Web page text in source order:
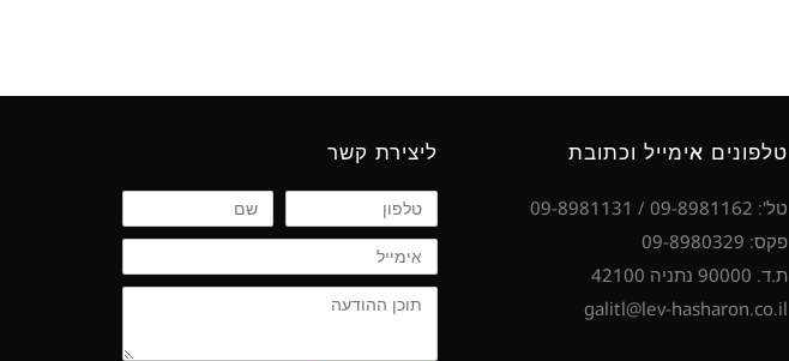
טלפונים אימייל וכתובת
טל': 09-8981162 / 09-8981131
פקס: 09-8980329
ת.ד. 90000 נתניה 42100
galitl@lev-hasharon.co.il
ליצירת קשר
שם
טלפון
אימייל
תוכן
ההודעה